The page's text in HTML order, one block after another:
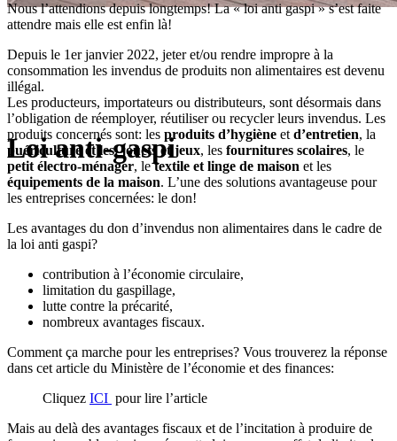
Loi anti-gaspi
Nous l’attendions depuis longtemps! La « loi anti gaspi » s’est faite
attendre mais elle est enfin là!
Depuis le 1er janvier 2022, jeter et/ou rendre impropre à la
consommation les invendus de produits non alimentaires est devenu
illégal.
Les producteurs, importateurs ou distributeurs, sont désormais dans
l’obligation de réemployer, réutiliser ou recycler leurs invendus. Les
produits concernés sont: les produits d’hygiène et d’entretien, la
puériculture et les jouets et jeux, les fournitures scolaires, le
petit électro-ménager, letextile et linge de maison et les
équipements de la maison. L’une des solutions avantageuse pour
les entreprises concernées: le don!
Les avantages du don d’invendus non alimentaires dans le cadre de
la loi anti gaspi?
contribution à l’économie circulaire,
limitation du gaspillage,
lutte contre la précarité,
nombreux avantages fiscaux.
Comment ça marche pour les entreprises? Vous trouverez la réponse
dans cet article du Ministère de l’économie et des finances:
Cliquez ICI pour lire l’article
Mais au delà des avantages fiscaux et de l’incitation à produire de